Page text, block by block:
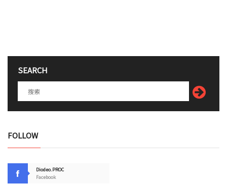
SEARCH
FOLLOW
Diodeo.PROC
Facebook